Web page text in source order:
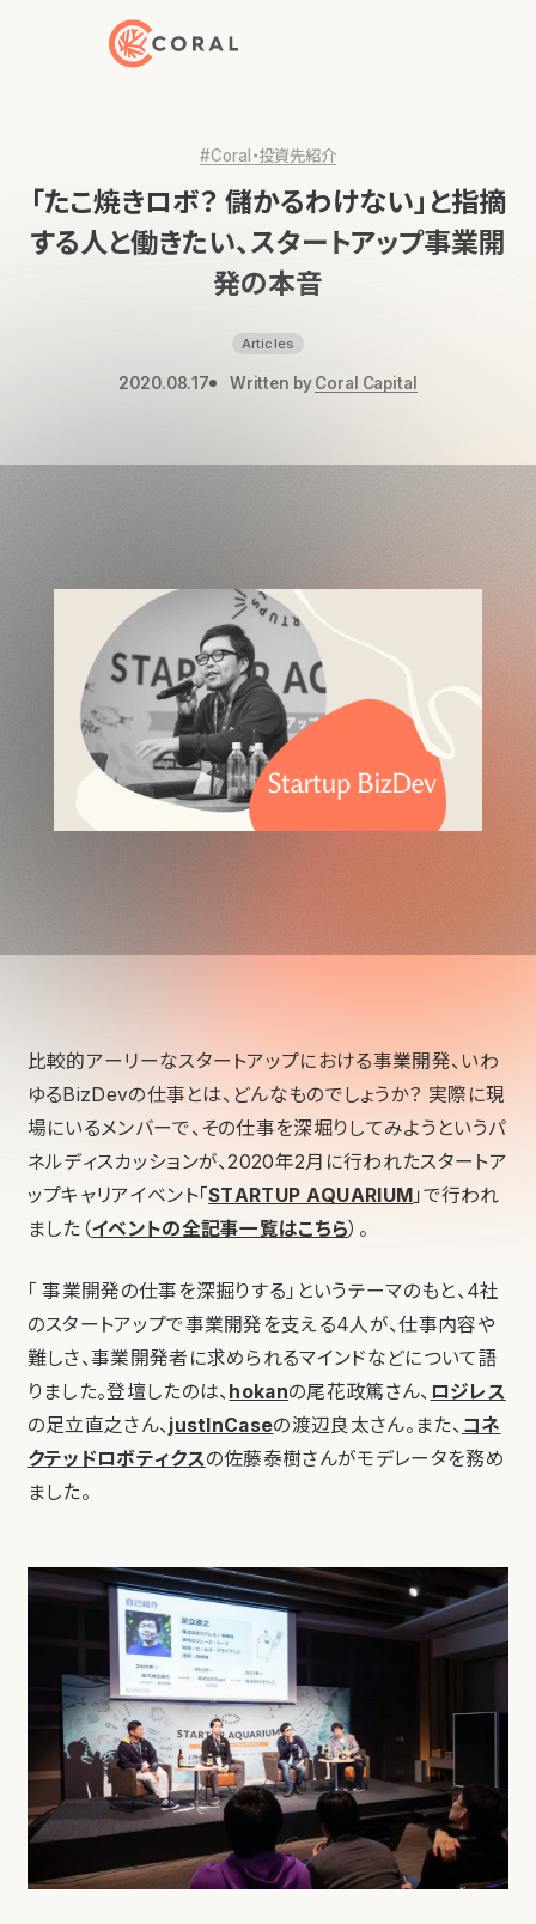
トップページへ戻る
#Coral・投資先紹介
「たこ焼きロボ？ 儲かるわけない」と指摘
する人と働きたい、スタートアップ事業開
発の本音
Articles
2020.08.17 Written byCoral Capital
比較的アーリーなスタートアップにおける事業開発、いわ
ゆるBizDevの仕事とは、どんなものでしょうか？ 実際に現
場にいるメンバーで、その仕事を深堀りしてみようというパ
ネルディスカッションが、2020年2月に行われたスタートア
ップキャリアイベント「STARTUP AQUARIUM 」で行われ
ました（イベントの全記事一覧はこちら）。
「 事業開発の仕事を深掘りする」というテーマのもと、4社
のスタートアップで事業開発を支える4人が、仕事内容や
難しさ、事業開発者に求められるマインドなどについて語
りました。登壇したのは、 hokanの尾花政篤さん、 ロジレス
の足立直之さん、 justInCaseの渡辺良太さん。また、 コネ
クテッドロボティクスの佐藤泰樹さんがモデレータを務め
ました。